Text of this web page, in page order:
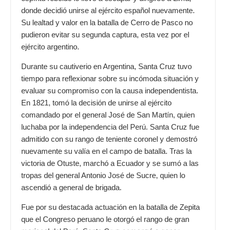
donde decidió unirse al ejército español nuevamente.
Su lealtad y valor en la batalla de Cerro de Pasco no
pudieron evitar su segunda captura, esta vez por el
ejército argentino.
Durante su cautiverio en Argentina, Santa Cruz tuvo
tiempo para reflexionar sobre su incómoda situación y
evaluar su compromiso con la causa independentista.
En 1821, tomó la decisión de unirse al ejército
comandado por el general José de San Martín, quien
luchaba por la independencia del Perú. Santa Cruz fue
admitido con su rango de teniente coronel y demostró
nuevamente su valía en el campo de batalla. Tras la
victoria de Otuste, marchó a Ecuador y se sumó a las
tropas del general Antonio José de Sucre, quien lo
ascendió a general de brigada.
Fue por su destacada actuación en la batalla de Zepita
que el Congreso peruano le otorgó el rango de gran